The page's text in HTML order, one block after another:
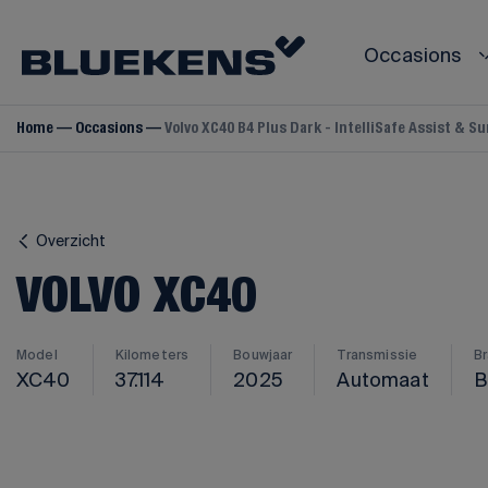
Occasions
Volvo V90
Volvo S60
Volvo S80
Volvo S90
Home Occasions Volvo XC40 B4 Plus Dark - IntelliSafe Assist &
Overzicht
VOLVO XC40
Model
XC40
Kilometers
37.114
Bouwjaar
2025
Transmissie
Automaat